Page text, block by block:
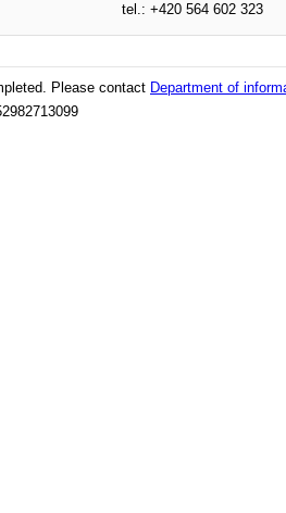
tel.: +420 564 602 323
Please contact Department of